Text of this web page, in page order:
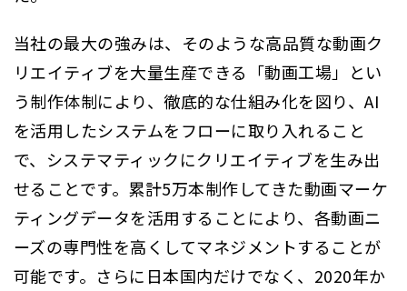
当社の最大の強みは、そのような高品質な動画ク
リエイティブを大量生産できる「動画工場」とい
う制作体制により、徹底的な仕組み化を図り、AI
を活用したシステムをフローに取り入れること
で、システマティックにクリエイティブを生み出
せることです。累計5万本制作してきた動画マーケ
ティングデータを活用することにより、各動画ニ
ーズの専門性を高くしてマネジメントすることが
可能です。さらに日本国内だけでなく、2020年か